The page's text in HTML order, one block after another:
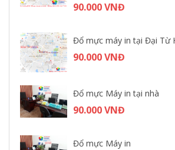
90.000 VNĐ
Đổ mực máy in tại Đại Từ
90.000 VNĐ
Đổ mực Máy in tại nhà
90.000 VNĐ
Đổ mực Máy in